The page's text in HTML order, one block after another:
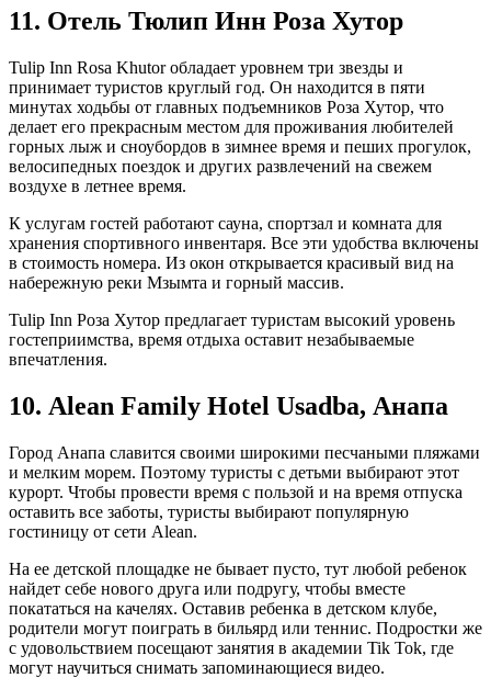
11. Отель Тюлип Инн Роза Хутор
Tulip Inn Rosa Khutor обладает уровнем три звезды и
принимает туристов круглый год. Он находится в пяти
минутах ходьбы от главных подъемников Роза Хутор, что
делает его прекрасным местом для проживания любителей
горных лыж и сноубордов в зимнее время и пеших прогулок,
велосипедных поездок и других развлечений на свежем
воздухе в летнее время.
К услугам гостей работают сауна, спортзал и комната для
хранения спортивного инвентаря. Все эти удобства включены
в стоимость номера. Из окон открывается красивый вид на
набережную реки Мзымта и горный массив.
Tulip Inn Роза Хутор предлагает туристам высокий уровень
гостеприимства, время отдыха оставит незабываемые
впечатления.
10. Alean Family Hotel Usadba, Анапа
Город Анапа славится своими широкими песчаными пляжами
и мелким морем. Поэтому туристы с детьми выбирают этот
курорт. Чтобы провести время с пользой и на время отпуска
оставить все заботы, туристы выбирают популярную
гостиницу от сети Alean.
На ее детской площадке не бывает пусто, тут любой ребенок
найдет себе нового друга или подругу, чтобы вместе
покататься на качелях. Оставив ребенка в детском клубе,
родители могут поиграть в бильярд или теннис. Подростки же
с удовольствием посещают занятия в академии Tik Tok, где
могут научиться снимать запоминающиеся видео.